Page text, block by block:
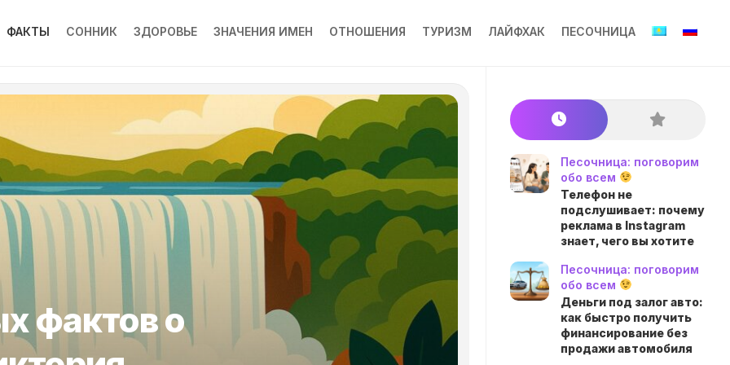
ФАКТЫ СОННИК ЗДОРОВЬЕ ЗНАЧЕНИЯ ИМЕН ОТНОШЕНИЯ ТУРИЗМ ЛАЙФХАК ПЕСОЧНИЦА
фактов о
Песочница: поговорим
обо всем
Телефон не
подслушивает: почему
реклама в Instagram
знает, чего вы хотите
Песочница: поговорим
обо всем
Деньги под залог авто:
как быстро получить
финансирование без
продажи автомобиля